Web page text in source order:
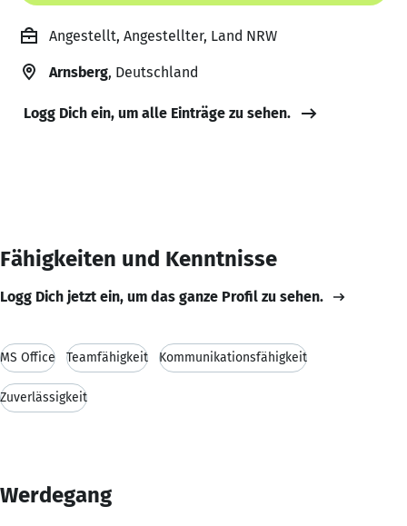
Angestellt, Angestellter, Land NRW
Arnsberg, Deutschland
Logg Dich ein, um alle Einträge zu sehen.
Fähigkeiten und Kenntnisse
Logg Dich jetzt ein, um das ganze Profil zu sehen.
MS Office Teamfähigkeit Kommunikationsfähigkeit
Zuverlässigkeit
Werdegang